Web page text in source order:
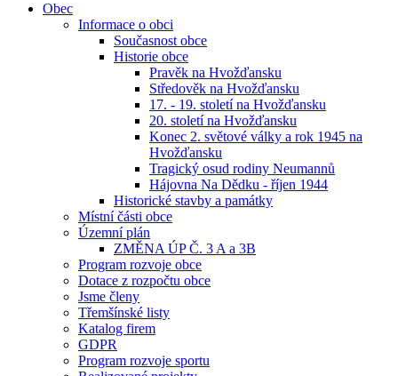
Obec
Informace o obci
Současnost obce
Historie obce
Pravěk na Hvožďansku
Středověk na Hvožďansku
17. - 19. století na Hvožďansku
20. století na Hvožďansku
Konec 2. světové války a rok 1945 na
Hvožďansku
Tragický osud rodiny Neumannů
Hájovna Na Dědku - říjen 1944
Historické stavby a památky
Místní části obce
Územní plán
ZMĚNA ÚP Č. 3 A a 3B
Program rozvoje obce
Dotace z rozpočtu obce
Jsme členy
Třemšínské listy
Katalog firem
GDPR
Program rozvoje sportu